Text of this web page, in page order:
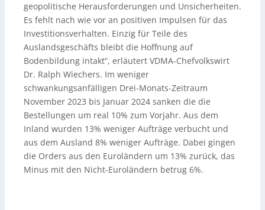
geopolitische Herausforderungen und Unsicherheiten.
Es fehlt nach wie vor an positiven Impulsen für das
Investitionsverhalten. Einzig für Teile des
Auslandsgeschäfts bleibt die Hoffnung auf
Bodenbildung intakt“, erläutert VDMA-Chefvolkswirt
Dr. Ralph Wiechers. Im weniger
schwankungsanfälligen Drei-Monats-Zeitraum
November 2023 bis Januar 2024 sanken die die
Bestellungen um real 10% zum Vorjahr. Aus dem
Inland wurden 13% weniger Aufträge verbucht und
aus dem Ausland 8% weniger Aufträge. Dabei gingen
die Orders aus den Euroländern um 13% zurück, das
Minus mit den Nicht-Euroländern betrug 6%.